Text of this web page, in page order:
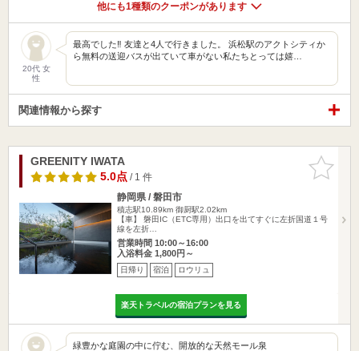
他にも1種類のクーポンがあります
20代 女
性
最高でした‼︎ 友達と4人で行きました。 浜松駅のアクトシティか
ら無料の送迎バスが出ていて車がない私たちとっては嬉…
関連情報から探す
お気に入
りに追加
GREENITY IWATA
5.0点/ 1 件
静岡県 / 磐田市
積志駅10.89km 御厨駅2.02km
【車】 磐田IC（ETC専用）出口を出てすぐに左折国道１号
線を左折…
営業時間 10:00～16:00
入浴料金 1,800円～
日帰り 宿泊 ロウリュ
楽天トラベルの宿泊プランを見る
緑豊かな庭園の中に佇む、開放的な天然モール泉